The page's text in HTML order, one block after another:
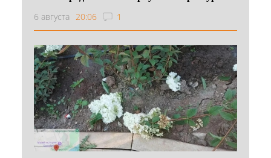
6 августа 20:06 1